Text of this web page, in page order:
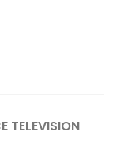
TELEVISION